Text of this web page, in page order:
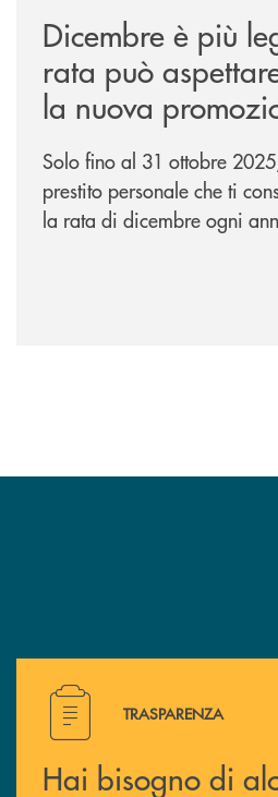
Dicembre è più
rata può
la nuova
“Salta la Rata” di
Prestipay.
Solo fino al 31 ottobre
prestito personale che ti
la rata di dicembre ogni
premia”, ottieni un prestito
Hai bisogno di alcuni
TRASPARENZA
Hai bisogno di